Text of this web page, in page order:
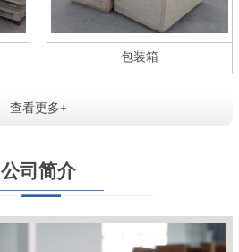
包装箱
查看更多+
公司简介